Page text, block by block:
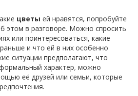
цветы ей нравятся, попробуйте
этом в разговоре. Можно спросить
или поинтересоваться, какие
и что ей в них особенно
ситуации предполагают, что
характер, можно
её друзей или семьи, которые